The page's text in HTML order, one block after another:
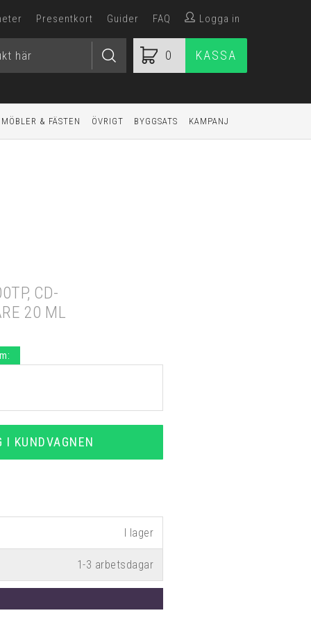
Presentkort Guider FAQ Logga in
0 KASSA
MÖBLER & FÄSTEN ÖVRIGT BYGGSATS KAMPANJ
CD-
20 ML
I KUNDVAGNEN
1-3 arbetsdagar